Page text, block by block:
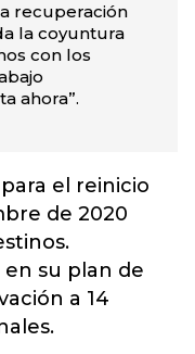
recuperación
la coyuntura
con los
ahora”.
el reinicio
de 2020
su plan de
a 14